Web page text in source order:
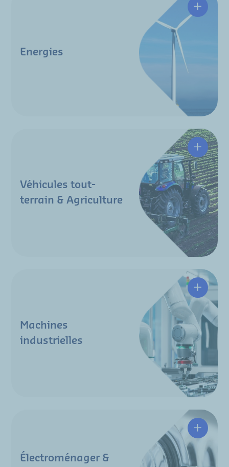
Energies
Véhicules tout-
terrain & Agriculture
Machines
industrielles
Électroménager &